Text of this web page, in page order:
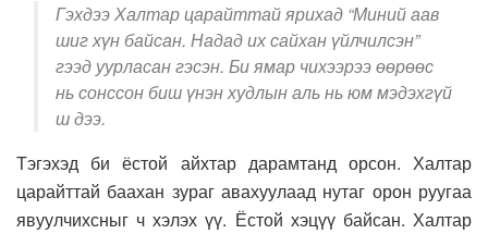
Гэхдээ Халтар царайттай ярихад “Миний аав
шиг хүн байсан. Надад их сайхан үйлчилсэн”
гээд уурласан гэсэн. Би ямар чихээрээ өөрөөс
нь сонссон биш үнэн худлын аль нь юм мэдэхгүй
ш дээ.
Тэгэхэд би ёстой айхтар дарамтанд орсон. Халтар
царайттай баахан зураг авахуулаад нутаг орон руугаа
явуулчихсныг ч хэлэх үү. Ёстой хэцүү байсан. Халтар